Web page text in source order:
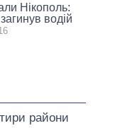
Нікополь:
водій
райони